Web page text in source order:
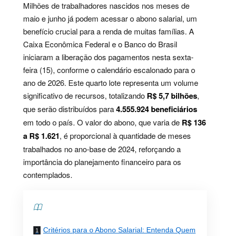
Milhões de trabalhadores nascidos nos meses de
maio e junho já podem acessar o abono salarial, um
benefício crucial para a renda de muitas famílias. A
Caixa Econômica Federal e o Banco do Brasil
iniciaram a liberação dos pagamentos nesta sexta-
feira (15), conforme o calendário escalonado para o
ano de 2026. Este quarto lote representa um volume
significativo de recursos, totalizando R$ 5,7 bilhões,
que serão distribuídos para4.555.924 beneficiários
em todo o país. O valor do abono, que varia de R$ 136
a R$ 1.621, é proporcional à quantidade de meses
trabalhados no ano-base de 2024, reforçando a
importância do planejamento financeiro para os
contemplados.
Critérios para o Abono Salarial: Entenda Quem